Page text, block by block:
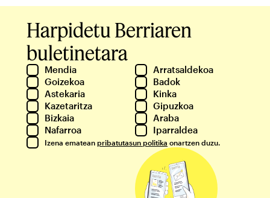
Harpidetu Berriaren
buletinetara
Mendia
Arratsaldekoa
Goizekoa
Badok
Astekaria
Kinka
Kazetaritza
Gipuzkoa
Bizkaia
Araba
Nafarroa
Iparraldea
Izena ematean pribatutasun politika onartzen duzu.